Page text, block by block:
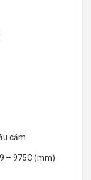
cắm
– 975C (mm)